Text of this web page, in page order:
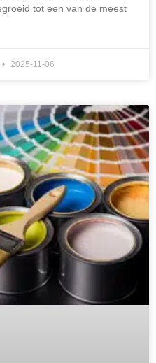
tot een van de meest
2025-11-06